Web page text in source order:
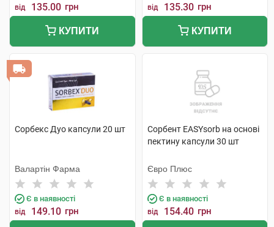
від 135.00 грн
КУПИТИ
від 135.30 грн
КУПИТИ
Сорбекс Дуо капсули 20 шт
Валартін Фарма
Є в наявності
від 149.10 грн
Сорбент EASYsorb на основі
пектину капсули 30 шт
Євро Плюс
Є в наявності
від 154.40 грн